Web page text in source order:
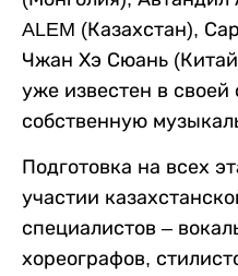
ALEM (Казахстан),
Чжан Хэ Сюань
уже известен в своей
собственную
Подготовка на всех
участии
специалистов –
хореографов,